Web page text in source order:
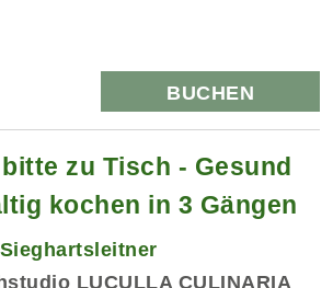
BUCHEN
zu Tisch - Gesund
kochen in 3 Gängen
LUCULLA CULINARIA